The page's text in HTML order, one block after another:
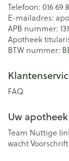
Telefoon: 016 69
E-mailadres:
APB nummer:
Apotheek
BTW nummer:
FAQ
Uw apotheek
Team Nuttige
wachtVoorschrift